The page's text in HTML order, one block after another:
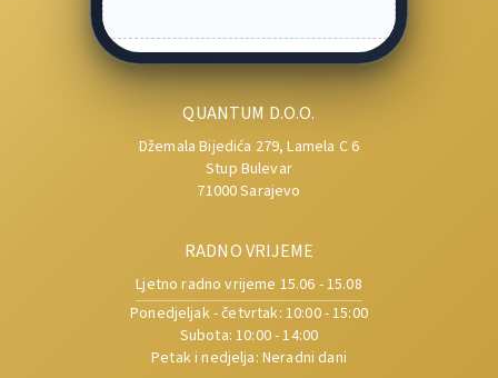
QUANTUM D.O.O.
Džemala Bijedića 279, Lamela C 6
Stup Bulevar
71000 Sarajevo
RADNO VRIJEME
Ljetno radno vrijeme 15.06 - 15.08
Ponedjeljak - četvrtak: 10:00 - 15:00
Subota: 10:00 - 14:00
Petak i nedjelja: Neradni dani